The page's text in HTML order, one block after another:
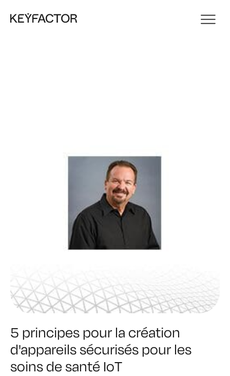
5 principes pour la création
d'appareils sécurisés pour les
soins de santé IoT